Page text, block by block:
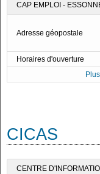
CAP EMPLOI -
Adresse géopostale
Horaires d'ouverture
CICAS
CENTRE